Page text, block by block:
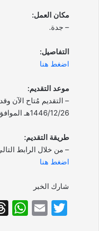
مكان العمل:
– جدة.
التفاصيل:
اضغط هنا
موعد التقديم:
– التقديم مُتاح الآن وقد
1446/12/26هـ الموافق 2025/06/22م.
طريقة التقديم:
– من خلال الرابط
اضغط هنا
شارك الخبر
T
E